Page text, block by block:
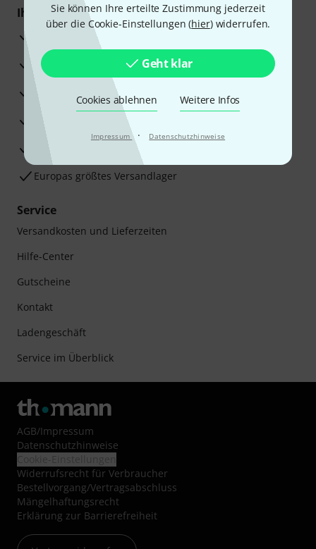
Sie können Ihre erteilte Zustimmung jederzeit
über die Cookie-Einstellungen (hier) widerrufen.
Geht klar
Cookies ablehnen Weitere Infos
Impressum · Datenschutzhinweise
Ihre Vorteile
3 Jahre Thomann Garantie
30 Tage Money-Back-Garantie
Beratung durch Fachexperten
Zufriedenheitsgarantie
Europas größtes Versandlager
Service
Versandkosten und Lieferzeiten
Hilfe-Center
Gutscheine
Kontakt
Ladengeschäft
Service im Überblick
AGB/Impressum
Datenschutzhinweise
Widerrufsrecht für Verbraucher
Bestellvorgang/Vertragsabschluss
Mängelhaftungsrecht
Erklärung zur Barrierefreiheit